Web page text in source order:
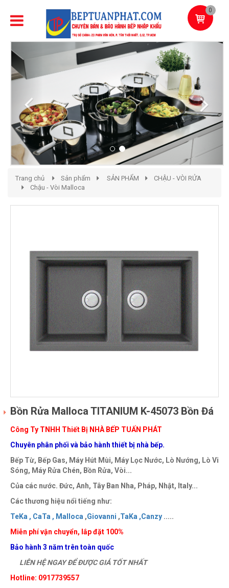
0
Previous
Trang chủ Sản phẩm SẢN PHẨM
CHẬU - VÒI RỬA
Chậu - Vòi Malloca
Bồn Rửa Malloca TITANIUM K-45073 Bồn Đá
Công Ty TNHH Thiết Bị NHÀ BẾP TUẤN PHÁT
Chuyên phân phối và bảo hành thiết bị nhà bếp.
Bếp Từ, Bếp Gas, Máy Hút Mùi, Máy Lọc Nước, Lò Nướng, Lò Vi
Sóng, Máy Rửa Chén, Bồn Rửa, Vòi...
Của các nước. Đức, Anh, Tây Ban Nha, Pháp, Nhật, Italy...
Các thương hiệu nổi tiếng như:
TeKa , CaTa , Malloca ,Giovanni ,TaKa ,Canzy .....
Miễn phí vận chuyển, lắp đặt 100%
Bảo hành 3 năm trên toàn quốc
LIÊN HỆ NGAY ĐỂ ĐƯỢC GIÁ TỐT NHẤT
Hotline: 0917739557